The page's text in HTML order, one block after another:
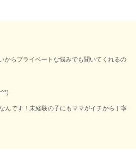
からプライベートな悩みでも聞いてくれるの
んです！未経験の子にもママがイチから丁寧